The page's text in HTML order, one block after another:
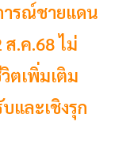
รณ์ชายแดน
.ค.68 ไม่
ตเพิ่มเติม
และเชิงรุก